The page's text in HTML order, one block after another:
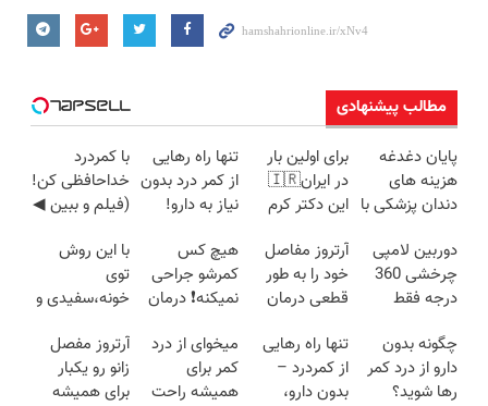
مطالب پیشنهادی
پایان دغدغه
هزینه های
دندان پزشکی با
کننده خانگی
برای اولین بار
در ایران🇮🇷
این دکتر کرم
روزه ساخت!
تنها راه رهایی
از کمر درد بدون
نیاز به دارو!
با کمردرد
خداحافظی کن!
(فیلم و ببین ◀
پرکن)
دوربین لامپی
چرخشی 360
درجه فقط
🔥 پرداخت
درب منزل
آرتروز مفاصل
خود را به طور
قطعی درمان
◗پرسش‌نامه◖
هیچ کس
کمرشو جراحی
نمیکنه❗ درمان
قرص
(پرسشنامه)
با این روش
توی
خونه،سفیدی و
برگردون
(40%off)
چگونه بدون
دارو از درد کمر
رها شوید؟
تنها راه رهایی
از کمردرد –
بدون دارو،
میخوای از درد
کمر برای
همیشه راحت
آرتروز مفصل
زانو رو یکبار
برای همیشه